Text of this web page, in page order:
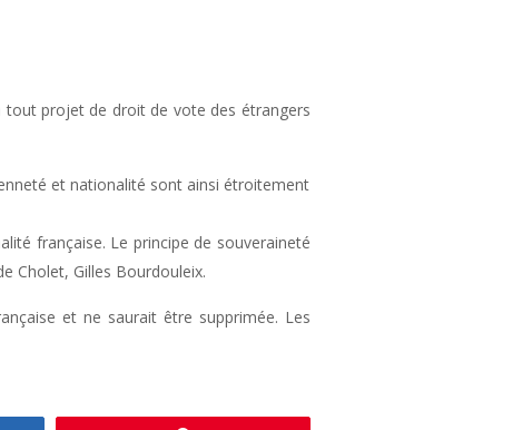
tout projet de droit de vote des étrangers
et nationalité sont ainsi étroitement
française. Le principe de souveraineté
Cholet, Gilles Bourdouleix.
et ne saurait être supprimée. Les